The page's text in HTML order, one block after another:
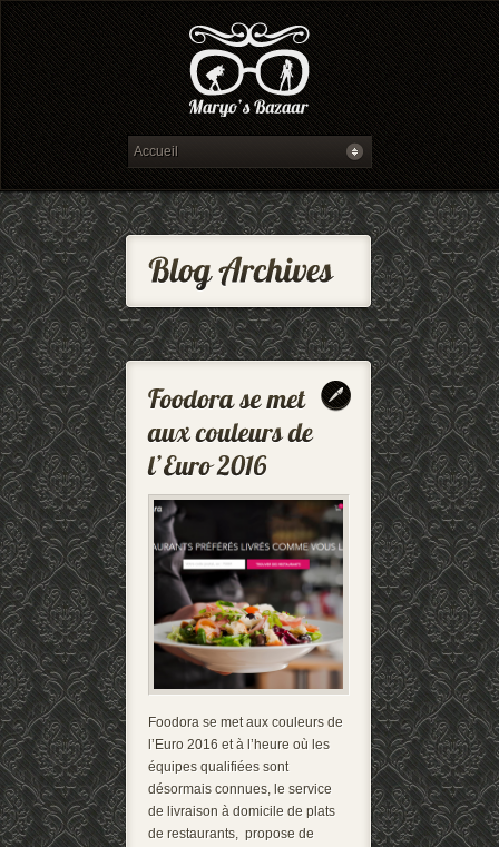
Foodora se met aux couleurs de
l’Euro 2016 et à l’heure où les
équipes qualifiées sont
désormais connues, le service
de livraison à domicile de plats
de restaurants, propose de